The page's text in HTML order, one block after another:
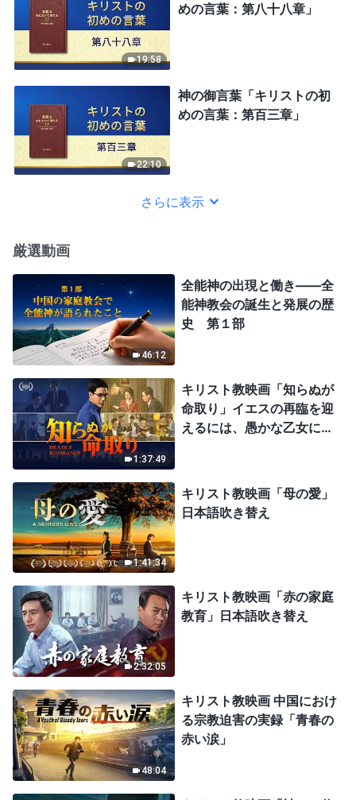
19:58
めの言葉：第八十八章」
22:10
神の御言葉「キリストの初
めの言葉：第百三章」
さらに表示
厳選動画
46:12
全能神の出現と働き——全
能神教会の誕生と発展の歴
史 第１部
1:37:49
キリスト教映画「知らぬが
命取り」イエスの再臨を迎
えるには、愚かな乙女にな
1:41:34
キリスト教映画「母の愛」
日本語吹き替え
2:32:05
キリスト教映画「赤の家庭
教育」日本語吹き替え
48:04
キリスト教映画 中国におけ
る宗教迫害の実録「青春の
赤い涙」